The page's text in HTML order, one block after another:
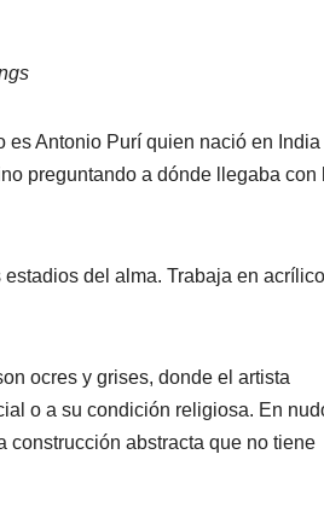
es Antonio Purí quien nació en India
preguntando a dónde llegaba con
del alma. Trabaja en acrílico
ocres y grises, donde el artista
o a su condición religiosa. En
construcción abstracta que no tiene